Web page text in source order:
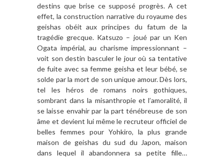
destins que brise ce supposé progrès. A cet
effet, la construction narrative du royaume des
geishas obéit aux principes du fatum de la
tragédie grecque. Katsuzo – joué par un Ken
Ogata impérial, au charisme impressionnant –
voit son destin basculer le jour où sa tentative
de fuite avec sa femme geisha et leur bébé, se
solde par la mort de son unique amour. Dès lors,
tel les héros de romans noirs gothiques,
sombrant dans la misanthropie et l’amoralité, il
se laisse envahir par la part ténébreuse de son
âme et devient lui même le recruteur officiel de
belles femmes pour Yohkiro, la plus grande
maison de geishas du sud du Japon, maison
dans lequel il abandonnera sa petite fille…